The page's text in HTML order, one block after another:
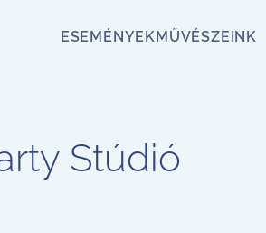
ESEMÉNYEKMŰVÉSZEINK
Stúdió